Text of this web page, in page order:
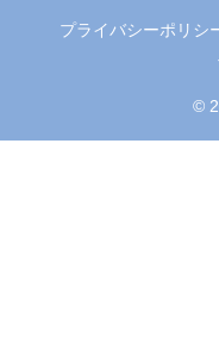
プライバシーポリシ
©